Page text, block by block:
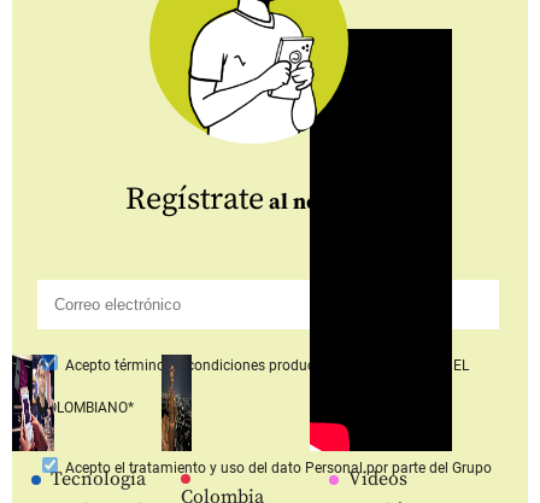
Tecnología
Colombia
Videos
Regístrate al newsletter
Aceptotérminos y condiciones productos y servicios Grupo EL
COLOMBIANO*
Acepto el tratamiento y uso del dato Personalpor parte del Grupo